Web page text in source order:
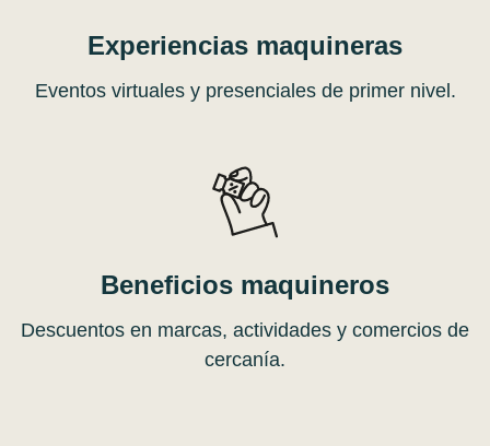
Experiencias maquineras
Eventos virtuales y presenciales de primer nivel.
Beneficios maquineros
Descuentos en marcas, actividades y comercios de
cercanía.